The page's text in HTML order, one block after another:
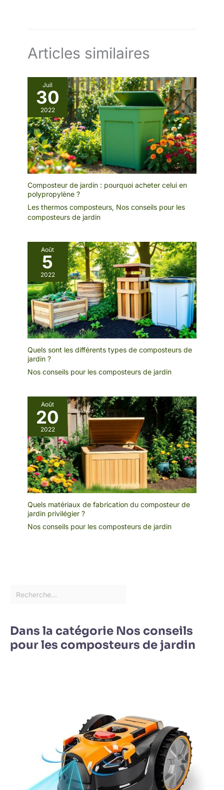
Articles similaires
Juil
30
2022
Composteur de jardin : pourquoi acheter celui en
polypropylène ?
Les thermos composteurs, Nos conseils pour les
composteurs de jardin
Août
5
2022
Quels sont les différents types de composteurs de
jardin ?
Nos conseils pour les composteurs de jardin
Août
20
2022
Quels matériaux de fabrication du composteur de
jardin privilégier ?
Nos conseils pour les composteurs de jardin
Dans la catégorie Nos conseils
pour les composteurs de jardin